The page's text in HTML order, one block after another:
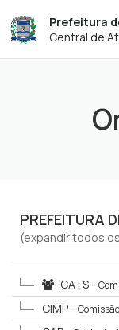
Prefeitura
Central de
PREFEITURA
(expandirtodos
CATS -
CIMP -